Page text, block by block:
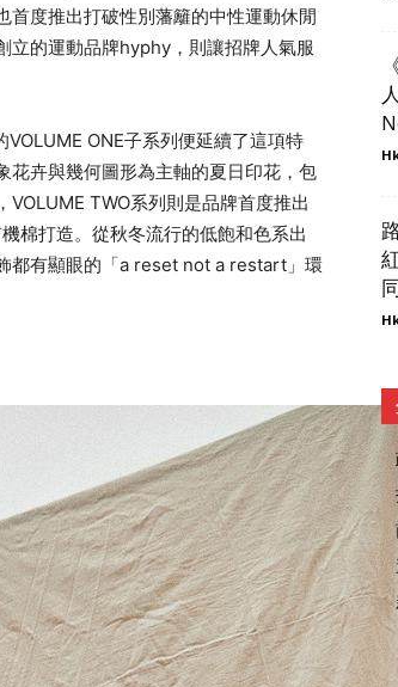
首度推出打破性別藩籬的中性運動休閒
立的運動品牌hyphy，則讓招牌人氣服
ONE子系列便延續了這項特
花卉與幾何圖形為主軸的夏日印花，包
TWO系列則是品牌首度推出
棉打造。從秋冬流行的低飽和色系出
都有顯眼的「a reset not a restart」環